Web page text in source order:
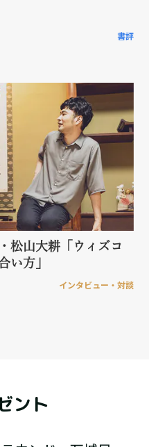
書評
松山大耕「ウィズコ
い方」
インタビュー・対談
ント